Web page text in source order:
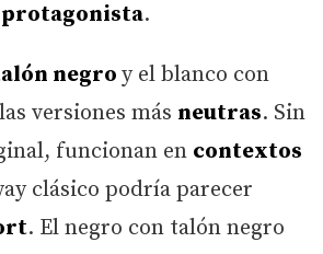
protagonista.
negro y el blanco con
versiones más neutras. Sin
funcionan en contextos
clásico podría parecer
. El negro con talón negro